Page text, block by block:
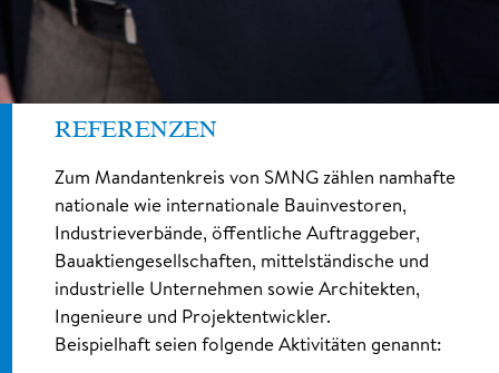
REFERENZEN
Zum Mandantenkreis von SMNG zählen namhafte
nationale wie internationale Bauinvestoren,
Industrieverbände, öffentliche Auftraggeber,
Bauaktiengesellschaften, mittelständische und
industrielle Unternehmen sowie Architekten,
Ingenieure und Projektentwickler.
Beispielhaft seien folgende Aktivitäten genannt: